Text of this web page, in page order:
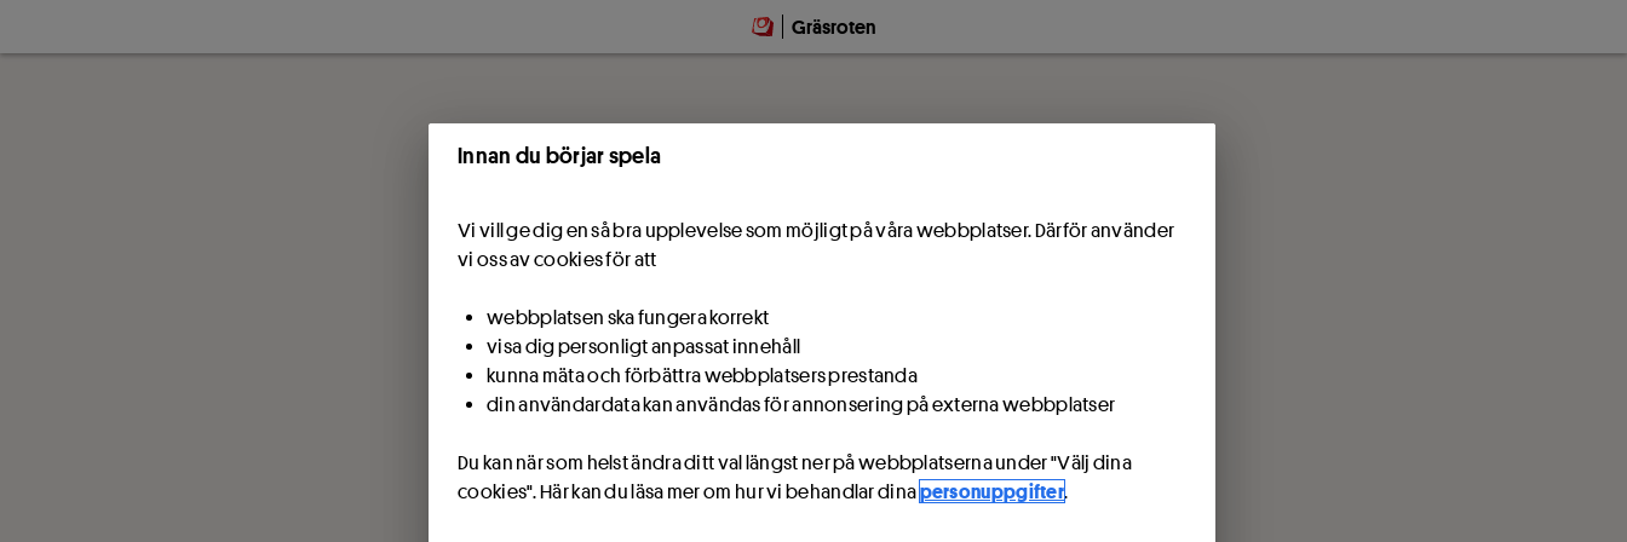
Gräsroten
Innan du börjar spela
Vi vill ge dig en så bra upplevelse som möjligt på våra webbplatser. Därför använder
vi oss av cookies för att
webbplatsen ska fungera korrekt
visa dig personligt anpassat innehåll
kunna mäta och förbättra webbplatsers prestanda
din användardata kan användas för annonsering på externa webbplatser
Du kan när som helst ändra ditt val längst ner på webbplatserna under "Välj dina
cookies". Här kan du läsa mer om hur vi behandlar dinapersonuppgifter.